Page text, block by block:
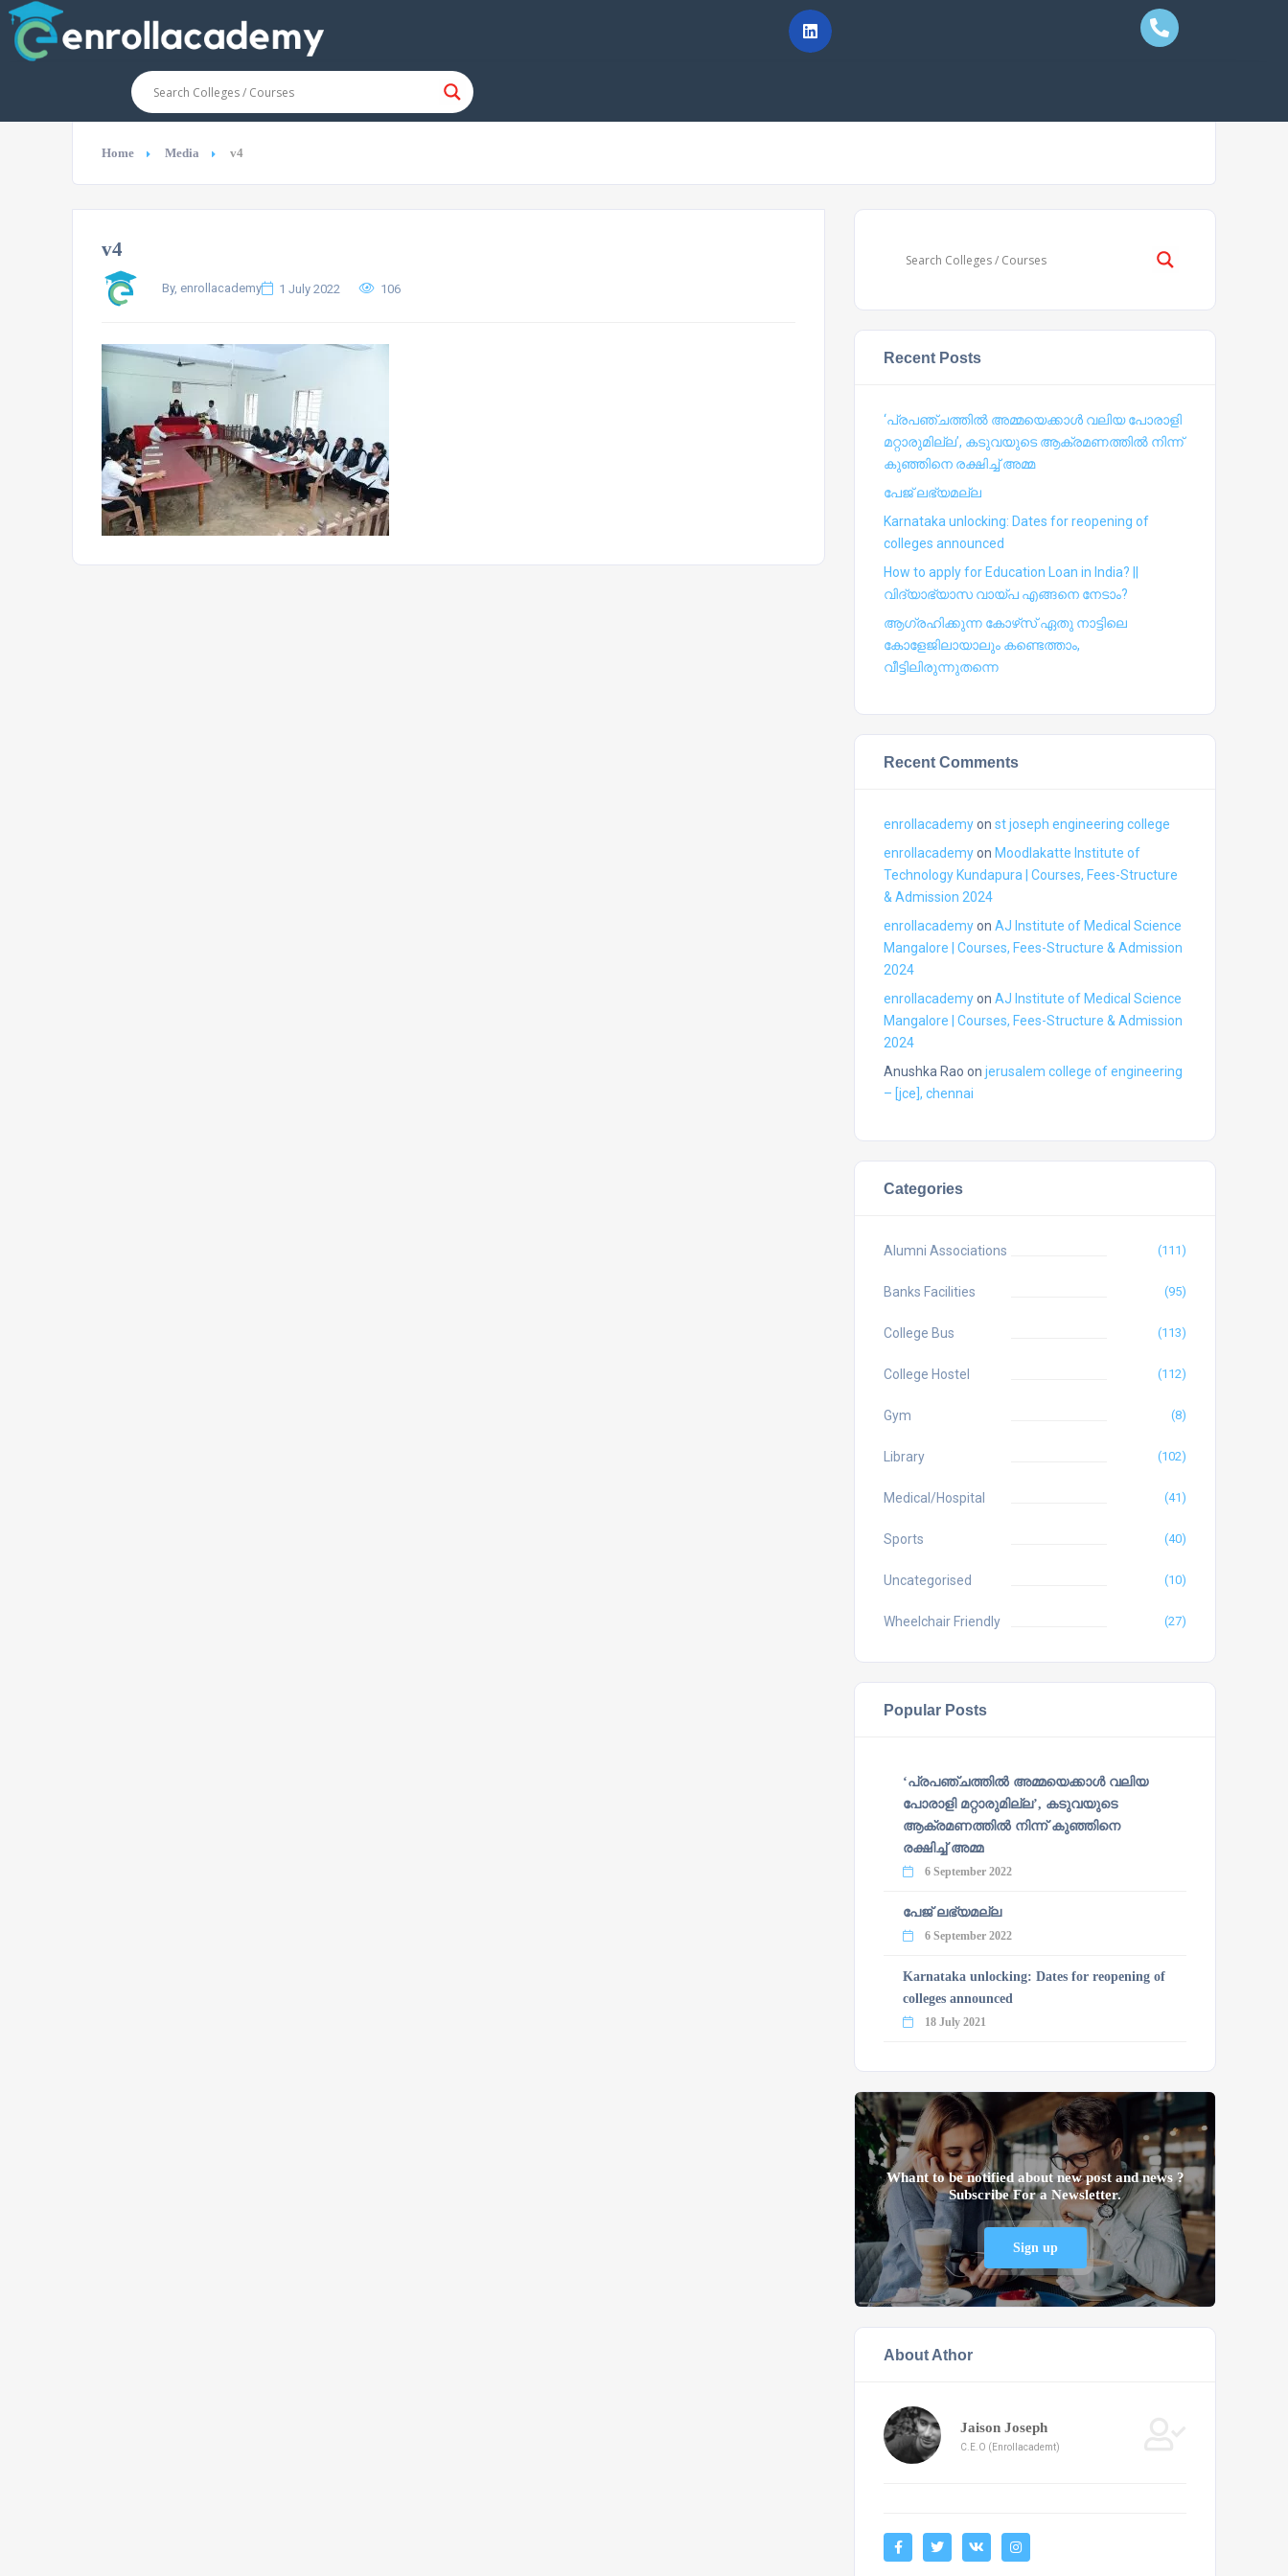
Home Media v4
v4
By, enrollacademy 1 July 2022 106
Recent Posts
‘പ്രപഞ്ചത്തില്‍ അമ്മയെക്കാള്‍ വലിയ പോരാളി
മറ്റാരുമില്ല’, കടുവയുടെ ആക്രമണത്തില്‍ നിന്ന്
കുഞ്ഞിനെ രക്ഷിച്ച് അമ്മ
പേജ് ലഭ്യമല്ല
Karnataka unlocking: Dates for reopening of
colleges announced
How to apply for Education Loan in India? ||
വിദ്യാഭ്യാസ വായ്പ എങ്ങനെ നേടാം?
ആഗ്രഹിക്കുന്ന കോഴ്‍സ് ഏതു നാട്ടിലെ
കോളേജിലായാലും കണ്ടെത്താം,
വീട്ടിലിരുന്നുതന്നെ
Recent Comments
enrollacademyon st joseph engineering college
enrollacademyon Moodlakatte Institute of
Technology Kundapura | Courses, Fees-Structure
& Admission 2024
enrollacademyon AJ Institute of Medical Science
Mangalore | Courses, Fees-Structure & Admission
2024
enrollacademyon AJ Institute of Medical Science
Mangalore | Courses, Fees-Structure & Admission
2024
Anushka Rao on jerusalem college of engineering
– [jce], chennai
Categories
Alumni Associations (111)
Banks Facilities (95)
College Bus (113)
College Hostel (112)
Gym (8)
Library (102)
Medical/Hospital (41)
Sports (40)
Uncategorised (10)
Wheelchair Friendly (27)
Popular Posts
‘പ്രപഞ്ചത്തില്‍ അമ്മയെക്കാള്‍ വലിയ
പോരാളി മറ്റാരുമില്ല’, കടുവയുടെ
ആക്രമണത്തില്‍ നിന്ന് കുഞ്ഞിനെ
രക്ഷിച്ച് അമ്മ
6 September 2022
പേജ് ലഭ്യമല്ല
6 September 2022
Karnataka unlocking: Dates for reopening of
colleges announced
18 July 2021
Whant to be notified about new post and news ?
Subscribe For a Newsletter.
Sign up
About Athor
Jaison Joseph
C.E.O (Enrollacademt)